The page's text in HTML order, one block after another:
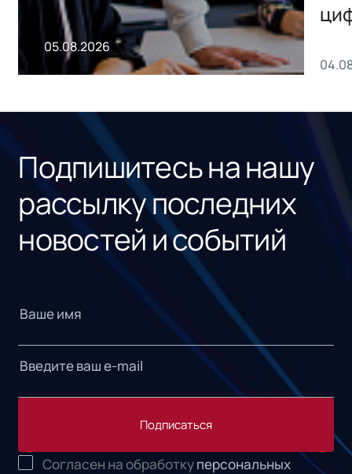
05.08.2026
Подпишитесь на нашу
рассылку последних
новостей и событий
Подписаться
Согласен на обработкуперсональных